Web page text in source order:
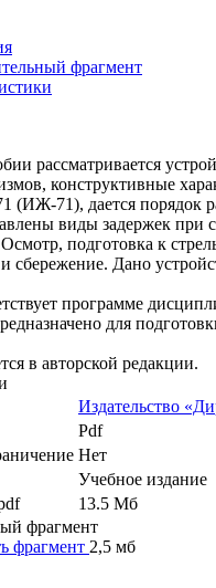
фрагмент
рассматривается
конструктивные
(ИЖ-71), дается порядок
виды задержек при
подготовка к
сбережение. Дано
программе
для
в авторской редакции.
Издательство
Pdf
Нет
Учебное издание
13.5 Mб
фрагмент
фрагмент 2,5 мб